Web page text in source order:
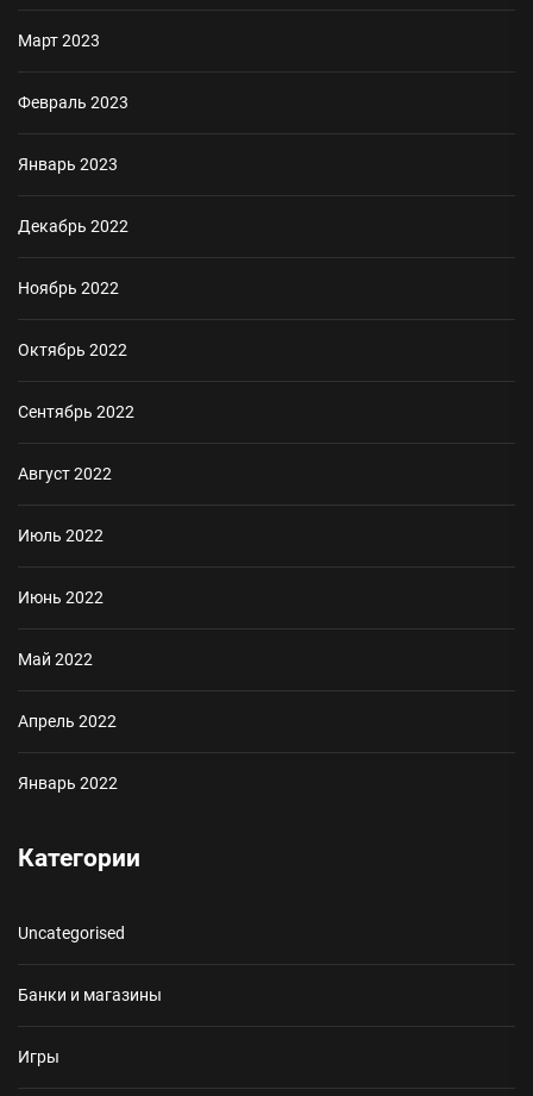
Март 2023
Февраль 2023
Январь 2023
Декабрь 2022
Ноябрь 2022
Октябрь 2022
Сентябрь 2022
Август 2022
Июль 2022
Июнь 2022
Май 2022
Апрель 2022
Январь 2022
Категории
Uncategorised
Банки и магазины
Игры